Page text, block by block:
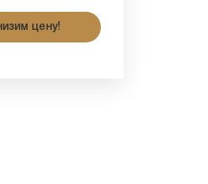
цену!